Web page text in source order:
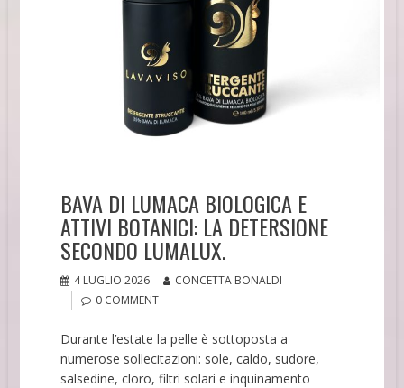
BAVA DI LUMACA BIOLOGICA E
ATTIVI BOTANICI: LA DETERSIONE
SECONDO LUMALUX.
4 LUGLIO 2026
CONCETTA BONALDI
0 COMMENT
Durante l’estate la pelle è sottoposta a
numerose sollecitazioni: sole, caldo, sudore,
salsedine, cloro, filtri solari e inquinamento